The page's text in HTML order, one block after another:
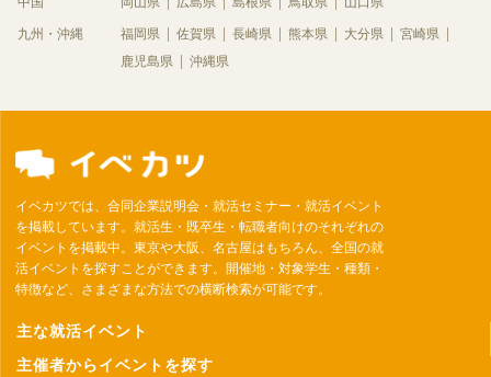
九州・沖縄 福岡県 佐賀県 長崎県 熊本県 大分県
宮崎県
鹿児島県
沖縄県
イベカツでは、合同企業説明会・就活セミナー・就活イベント
を掲載しています。就活生・既卒生・転職者向けのそれぞれの
イベントを掲載中。東京や大阪、名古屋はもちろん、全国の就
活イベントを探すことができます。開催地・対象学生・種類・
特徴など、さまざまな方法での横断検索が可能です。
主な就活イベント
主催者からイベントを探す